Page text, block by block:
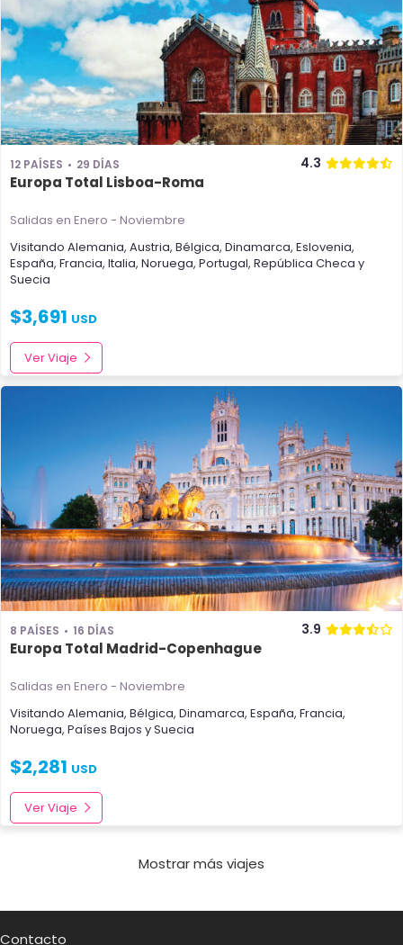
12 PAÍSES 29 DÍAS 4.3
Europa Total Lisboa-Roma
Salidas en Enero - Noviembre
Visitando Alemania, Austria, Bélgica, Dinamarca, Eslovenia,
España, Francia, Italia, Noruega, Portugal, República Checa y
Suecia
$3,691 USD
Ver Viaje
8 PAÍSES 16 DÍAS 3.9
Europa Total Madrid-Copenhague
Salidas en Enero - Noviembre
Visitando Alemania, Bélgica, Dinamarca, España, Francia,
Noruega, Países Bajos ySuecia
$2,281 USD
Ver Viaje
Mostrar más viajes
Contacto